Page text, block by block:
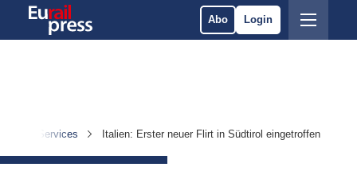
Abo Login
& Services Italien: Erster neuer Flirt in Südtirol eingetroffen